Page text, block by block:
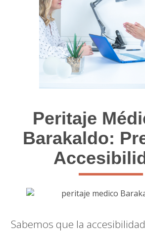
Peritaje
Barakaldo:
Sabemos que la